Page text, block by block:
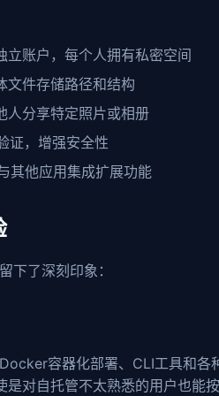
立账户，每个人拥有私密空间
文件存储路径和结构
人分享特定照片或相册
证，增强安全性
其他应用集成扩展功能
下了深刻印象：
容器化部署、CLI工具和各
对自托管不太熟悉的用户也能